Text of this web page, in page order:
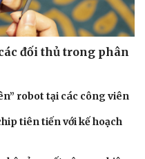
đối thủ trong phân
robot tại các công viên
tiên tiến với kế hoạch